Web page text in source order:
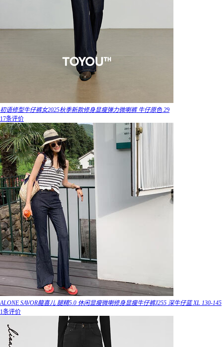
初语修型牛仔裤女2025秋季新款修身显瘦弹力微喇裤 牛仔原色 29
17条评价
ALONE SAVOR龍喜儿 腿精5.0 休闲显瘦微喇修身显瘦牛仔裤J255 深牛仔蓝 XL 130-145
1条评价